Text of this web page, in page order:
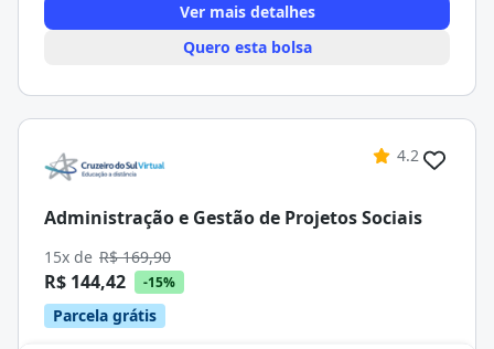
Ver mais detalhes
Quero esta bolsa
4.2
Administração e Gestão de Projetos Sociais
15x de R$ 169,90
R$ 144,42 -15%
Parcela grátis